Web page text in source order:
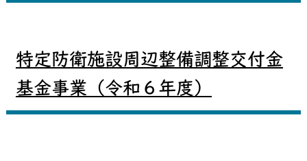
特定防衛施設周辺整備調整交付金
基金事業（令和６年度）